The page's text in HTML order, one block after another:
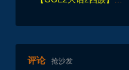
评论 抢沙发